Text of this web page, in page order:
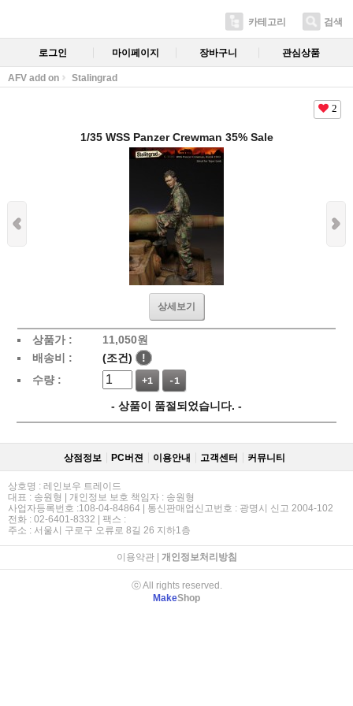
카테고리 검색
로그인 마이페이지 장바구니 관심상품
AFV add on Stalingrad
2
1/35 WSS Panzer Crewman 35% Sale
상세보기
상품가 : 11,050원
배송비 :
(조건)
!
수량 :
+1 -1
- 상품이 품절되었습니다. -
상점정보 PC버젼 이용안내 고객센터 커뮤니티
상호명 : 레인보우 트레이드
대표 : 송원형 | 개인정보 보호 책임자 : 송원형
사업자등록번호 :108-04-84864 | 통신판매업신고번호 : 광명시 신고 2004-102
전화 : 02-6401-8332 | 팩스 :
주소 : 서울시 구로구 오류로 8길 26 지하1층
이용약관| 개인정보처리방침
ⓒ All rights reserved.
MakeShop